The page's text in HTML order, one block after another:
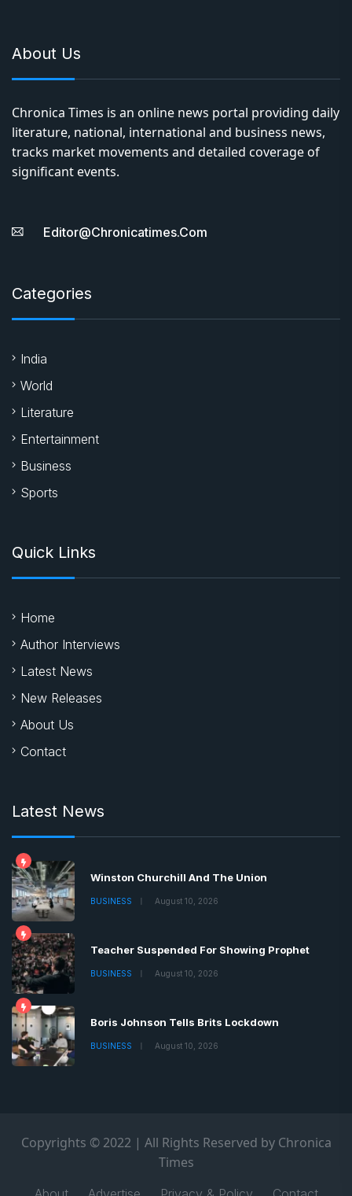
About Us
Chronica Times is an online news portal providing daily
literature, national, international and business news,
tracks market movements and detailed coverage of
significant events.
Editor@chronicatimes.com
Categories
India
World
Literature
Entertainment
Business
Sports
Quick Links
Home
Author Interviews
Latest News
New Releases
About Us
Contact
Latest News
Winston Churchill And The Union
BUSINESS August 10, 2026
Teacher Suspended For Showing Prophet
BUSINESS August 10, 2026
Boris Johnson Tells Brits Lockdown
BUSINESS August 10, 2026
Copyrights © 2022 | All Rights Reserved by Chronica
Times